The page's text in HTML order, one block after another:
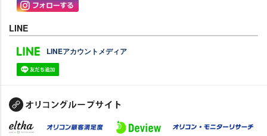
LINE
LINEアカウントメディア